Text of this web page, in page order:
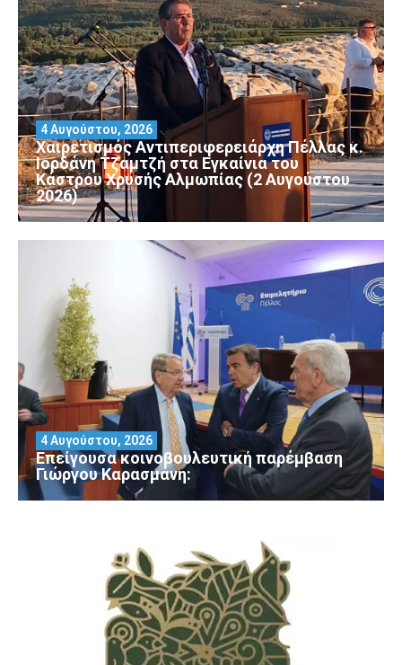
Χαιρετισμός Αντιπεριφερειάρχη Πέλλας κ.
Ιορδάνη Τζαμτζή στα Εγκαίνια του
Κάστρου Χρυσής Αλμωπίας (2 Αυγούστου
2026)
4 Αυγούστου, 2026
Επείγουσα κοινοβουλευτική παρέμβαση
Γιώργου Καρασμάνη:
4 Αυγούστου, 2026